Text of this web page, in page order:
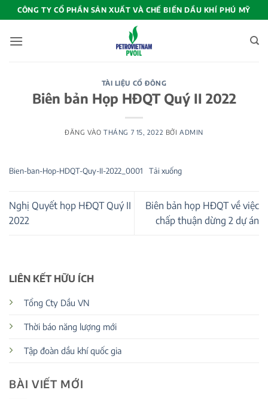
qua
nội
CÔNG TY CỔ PHẦN SẢN XUẤT VÀ CHẾ BIẾN DẦU KHÍ PHÚ MỸ
TÀI LIỆU CỔ ĐÔNG
Biên bản Họp HĐQT Quý II 2022
ĐĂNG VÀOTHÁNG 7 15, 2022 BỞI ADMIN
Bien-ban-Hop-HDQT-Quy-II-2022_0001 Tải xuống
Nghị Quyết họp HĐQT Quý II
2022
Biên bản họp HĐQT về việc
chấp thuận dừng 2 dự án
LIÊN KẾT HỮU ÍCH
Tổng Cty Dầu VN
Thời báo năng lượng mới
Tập đoàn dầu khí quốc gia
BÀI VIẾT MỚI